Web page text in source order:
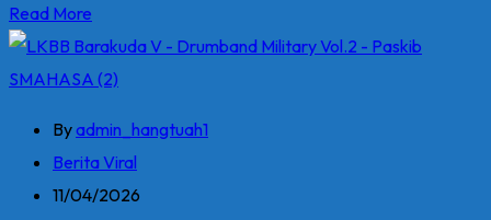
Read More
Byadmin_hangtuah1
Berita Viral
11/04/2026